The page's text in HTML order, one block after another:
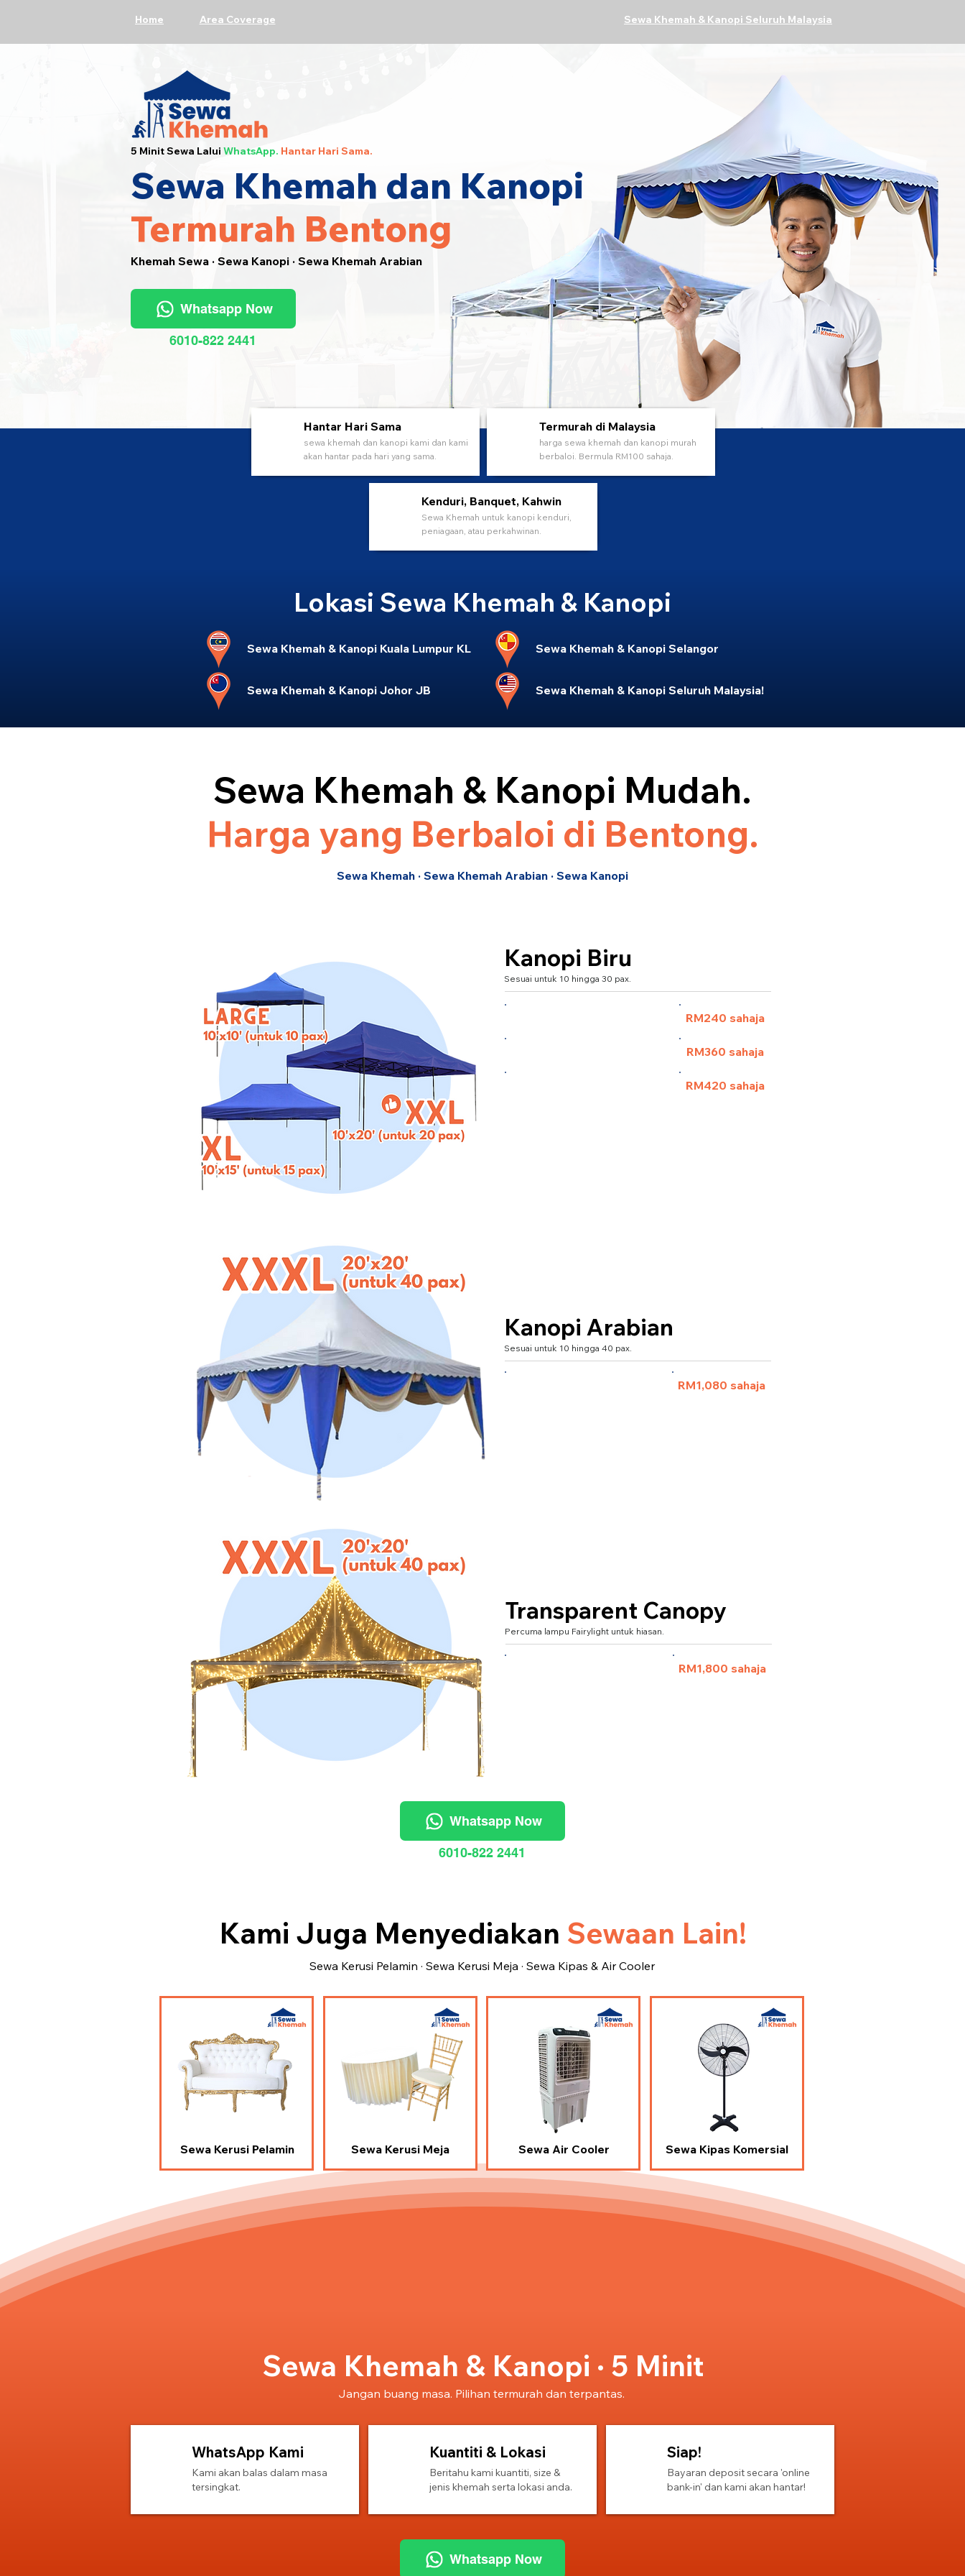
Home Area Coverage Sewa Khemah & Kanopi Seluruh Malaysia
5 Minit Sewa Lalui WhatsApp. Hantar Hari Sama.
Sewa Khemah dan Kanopi
Khemah Sewa · Sewa Kanopi · Sewa Khemah Arabian
Whatsapp Now
6010-822 2441
Termurah Bentong
Hantar Hari Sama
sewa khemah dan kanopi kami dan kami
akan hantar pada hari yang sama.
Termurah di Malaysia
harga sewa khemah dan kanopi murah
berbaloi. Bermula RM100 sahaja.
Kenduri, Banquet, Kahwin
Sewa Khemah untuk kanopi kenduri,
peniagaan, atau perkahwinan.
Lokasi Sewa Khemah & Kanopi
Sewa Khemah & Kanopi Kuala Lumpur KL
Sewa Khemah & Kanopi Johor JB
Sewa Khemah & Kanopi Selangor
Sewa Khemah & Kanopi Seluruh Malaysia!
Harga yang Berbaloi di Bentong.
Sewa Khemah & Kanopi Mudah.
Sewa Khemah · Sewa Khemah Arabian · Sewa Kanopi
Kanopi Biru
Sesuai untuk 10 hingga 30 pax.
RM240 sahaja
RM360 sahaja
RM420 sahaja
Kanopi Arabian
Sesuai untuk 10 hingga 40 pax.
RM1,080 sahaja
Transparent Canopy
Percuma lampu Fairylight untuk hiasan.
RM1,800 sahaja
Whatsapp Now
6010-822 2441
Kami Juga Menyediakan Sewaan Lain!
Sewa Kerusi Pelamin · Sewa Kerusi Meja · Sewa Kipas & Air Cooler
Sewa Kerusi Pelamin Sewa Kerusi Meja Sewa Air Cooler Sewa Kipas Komersial
Sewa Khemah & Kanopi · 5 Minit
Jangan buang masa. Pilihan termurah dan terpantas.
WhatsApp Kami
Kami akan balas dalam masa
tersingkat.
Kuantiti & Lokasi
Beritahu kami kuantiti, size &
jenis khemah serta lokasi anda.
Siap!
Bayaran deposit secara 'online
bank-in' dan kami akan hantar!
Whatsapp Now